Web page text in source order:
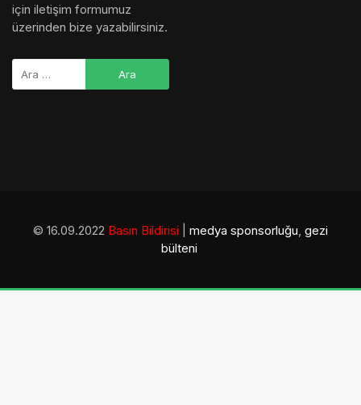
için iletişim formumuz
üzerinden bize yazabilirsiniz.
© 16.09.2022 Basın Bildirisi medya sponsorluğu, gezi
bülteni